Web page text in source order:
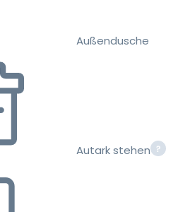
Außendusche
Autark stehen